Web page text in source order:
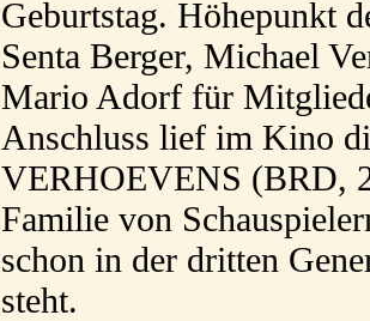
Geburtstag. Höhepunkt
Senta Berger, Michael
Mario Adorf für
Anschluss lief im Kino
VERHOEVENS (BRD,
Familie von
schon in der dritten
steht.